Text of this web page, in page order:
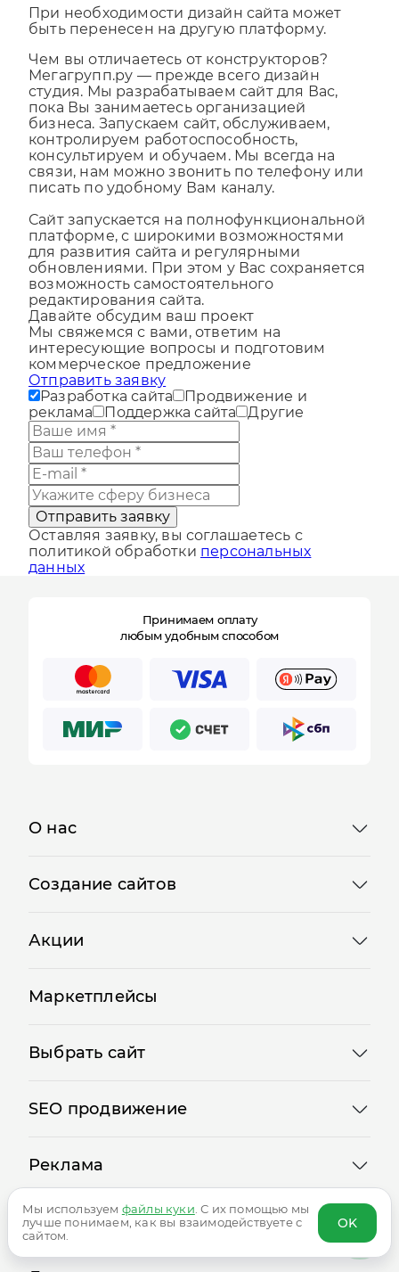
При необходимости дизайн сайта может
быть перенесен на другую платформу.
Чем вы отличаетесь от конструкторов?
Мегагрупп.ру — прежде всего дизайн
студия. Мы разрабатываем сайт для Вас,
пока Вы занимаетесь организацией
бизнеса. Запускаем сайт, обслуживаем,
контролируем работоспособность,
консультируем и обучаем. Мы всегда на
связи, нам можно звонить по телефону или
писать по удобному Вам каналу.
Сайт запускается на полнофункциональной
платформе, с широкими возможностями
для развития сайта и регулярными
обновлениями. При этом у Вас сохраняется
возможность самостоятельного
редактирования сайта.
Давайте обсудим ваш проект
Мы свяжемся с вами, ответим на
интересующие вопросы и подготовим
коммерческое предложение
Отправить заявку
Разработка сайта
Продвижение и
реклама
Поддержка сайта Другие
Отправить заявку
Оставляя заявку, вы соглашаетесь с
политикой обработки персональных
данных
Принимаем оплату
любым удобным способом
О нас
Создание сайтов
Акции
Маркетплейсы
Выбрать сайт
SEO продвижение
Реклама
Сервисы
Мы используем файлы куки . С их помощью мы
лучше понимаем, как вы взаимодействуете с
сайтом.
OK